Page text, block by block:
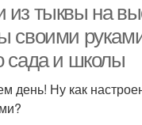
из тыквы на
своими
сада и школы
день! Ну как